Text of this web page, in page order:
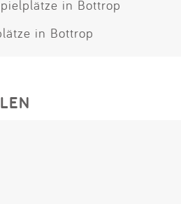
in Bottrop
in Bottrop